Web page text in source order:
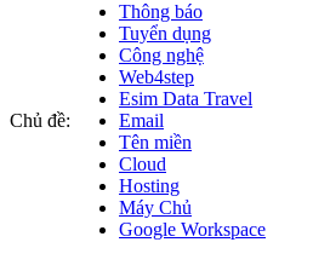
Chủ đề:
Thông báo
Tuyển dụng
Công nghệ
Web4step
Esim Data Travel
Email
Tên miền
Cloud
Hosting
Máy Chủ
Google Workspace